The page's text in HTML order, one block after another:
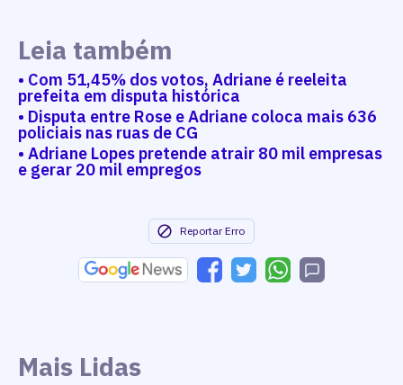
Leia também
• Com 51,45% dos votos, Adriane é reeleita
prefeita em disputa histórica
• Disputa entre Rose e Adriane coloca mais 636
policiais nas ruas de CG
• Adriane Lopes pretende atrair 80 mil empresas
e gerar 20 mil empregos
Reportar Erro
Mais Lidas